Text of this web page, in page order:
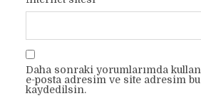
Daha sonraki yorumlarımda
e-posta adresim ve site adresim bu
kaydedilsin.